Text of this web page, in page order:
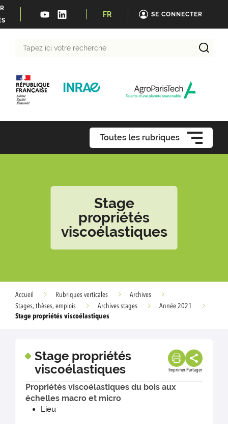
FR SE CONNECTER
Toutes les rubriques
Stage
propriétés
viscoélastiques
Accueil Rubriques verticales
Archives
Stages, thèses, emplois
Archives stages
Année 2021
Stage propriétés viscoélastiques
Stage propriétés
viscoélastiques
Imprimer Partager
Propriétés viscoélastiques du bois aux
échelles macro et micro
Lieu